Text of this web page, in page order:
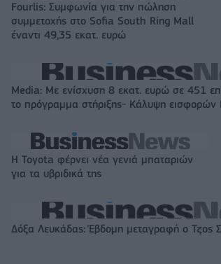
Fourlis: Συμφωνία για την πώληση
συμμετοχής στο Sofia South Ring Mall
έναντι 49,35 εκατ. ευρώ
Media: Με ενίσχυση 8 εκατ. ευρώ σε 451
το πρόγραμμα στήριξης- Κάλυψη εισφορών
Η Toyota φέρνει νέα γενιά μπαταριών
για τα υβριδικά της
Δόξα Λευκάδας: Έβδομη μεταγραφή ο Τζος